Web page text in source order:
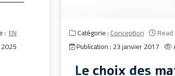
: EN
Catégorie :Conception
Publication : 23 janvier 2017
Le choix des